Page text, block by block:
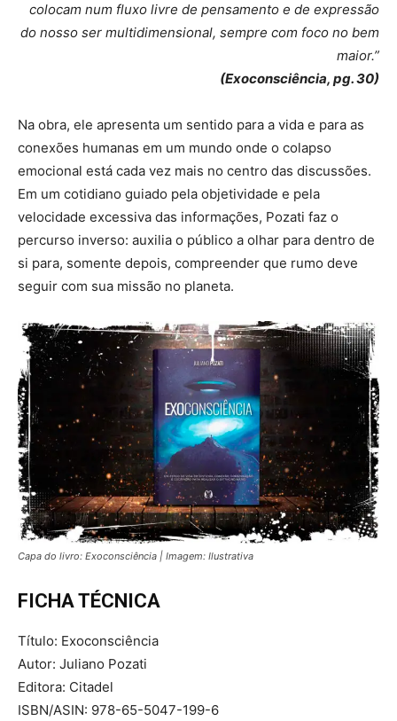
colocam num fluxo livre de pensamento e de expressão
do nosso ser multidimensional, sempre com foco no bem
maior.”
(Exoconsciência, pg. 30)
Na obra, ele apresenta um sentido para a vida e para as
conexões humanas em um mundo onde o colapso
emocional está cada vez mais no centro das discussões.
Em um cotidiano guiado pela objetividade e pela
velocidade excessiva das informações, Pozati faz o
percurso inverso: auxilia o público a olhar para dentro de
si para, somente depois, compreender que rumo deve
seguir com sua missão no planeta.
Capa do livro: Exoconsciência | Imagem: Ilustrativa
FICHA TÉCNICA
Título: Exoconsciência
Autor: Juliano Pozati
Editora: Citadel
ISBN/ASIN: 978-65-5047-199-6